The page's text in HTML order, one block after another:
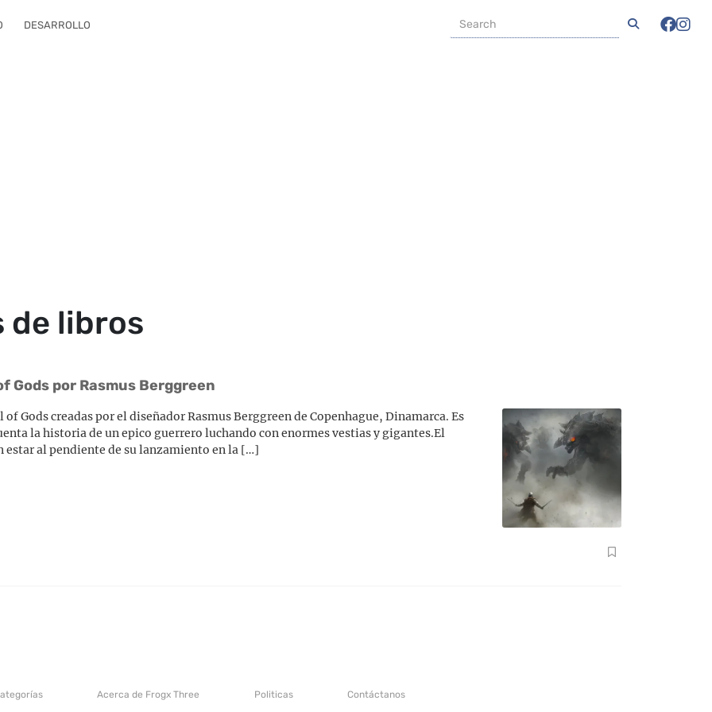
DESARROLLO
de libros
Gods por Rasmus Berggreen
Gods creadas por el diseñador Rasmus Berggreen de Copenhague, Dinamarca. Es
la historia de un epico guerrero luchando con enormes vestias y gigantes.El
al pendiente de su lanzamiento en la […]
Acerca de Frogx Three Politicas Contáctanos